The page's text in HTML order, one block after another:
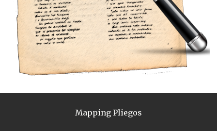
Mapping Pliegos